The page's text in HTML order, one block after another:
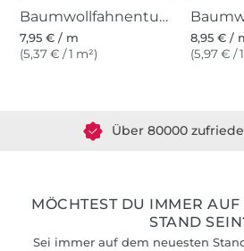
Baumwollfahnentuch, schwarz
7,95 € / m
(5,37 € / 1 m²)
8,95 € /
(5,97 € /
MÖCHTEST DU IMMER
STAND
Sei immer auf dem neuesten